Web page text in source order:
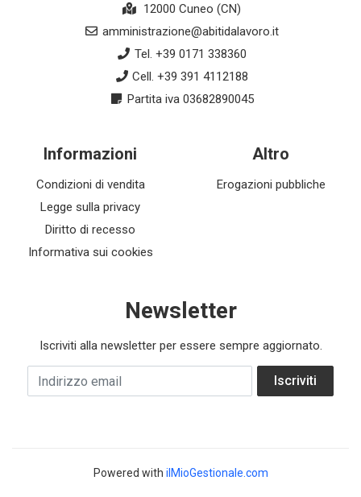
12000 Cuneo (CN)
amministrazione@abitidalavoro.it
Tel. +39 0171 338360
Cell. +39 391 4112188
Partita iva 03682890045
Informazioni
Condizioni di vendita
Legge sulla privacy
Diritto di recesso
Informativa sui cookies
Altro
Erogazioni pubbliche
Newsletter
Iscriviti alla newsletter per essere sempre aggiornato.
Indirizzo email Iscriviti
Powered with ilMioGestionale.com